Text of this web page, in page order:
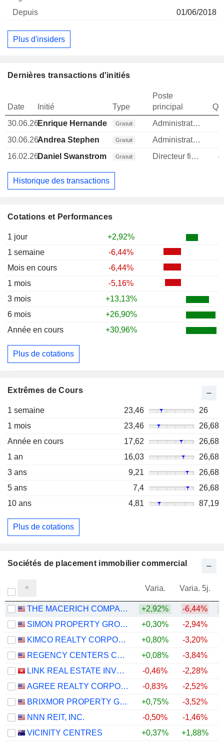
Cotations et Performances
1 jour
+2,92%
1 semaine
-6,44%
Mois en cours
-6,44%
1 mois
-5,16%
3 mois
+13,13%
6 mois
+26,90%
Année en cours
+30,96%
Plus de cotations
Extrêmes de Cours
1 semaine 23,46
26
1 mois
23,46
26,68
Année en cours
17,62
26,68
1 an
16,03
26,68
3 ans
9,21
26,68
5 ans
7,4
26,68
10 ans
4,81 87,19
Plus de cotations
01/06/2018
Plus d'insiders
Dernières transactions d'initiés
Date Initié Type
Poste
principal
30.06.26Enrique Hernandez Gratuit
Administrateur
30.06.26Andrea Stephen Gratuit
Administrateur
16.02.26Daniel Swanstrom Gratuit Directeur financier
Historique des transactions
Sociétés de placement immobilier commercial
Varia. Varia. 5j.
THE MACERICH COMPANY +2,92% -6,44%
SIMON PROPERTY GROUP, INC.
+0,30% -2,94%
KIMCO REALTY CORPORATION
+0,80% -3,20%
REGENCY CENTERS CORPORATION
+0,08% -3,84%
LINK REAL ESTATE INVESTMENT TRUST
-0,46% -2,28%
AGREE REALTY CORPORATION
-0,83% -2,52%
BRIXMOR PROPERTY GROUP INC.
+0,75% -3,52%
NNN REIT, INC.
-0,50% -1,46%
VICINITY CENTRES
+0,37% +1,88%